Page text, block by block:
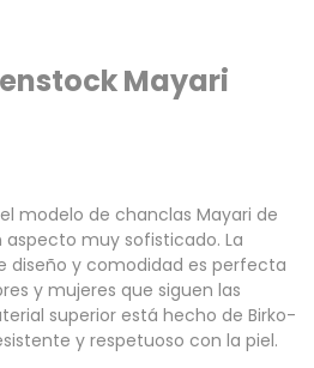
Mayari
modelo de chanclas Mayari de
aspecto muy sofisticado. La
diseño y comodidad es perfecta
y mujeres que siguen las
superior está hecho de Birko-
y respetuoso con la piel.